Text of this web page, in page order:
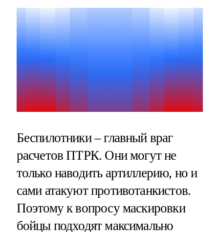
Беспилотники – главный враг
расчетов ПТРК. Они могут не
только наводить артиллерию, но и
сами атакуют противотанкистов.
Поэтому к вопросу маскировки
бойцы подходят максимально